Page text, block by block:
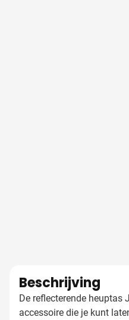
Beschrijving
De reflecterende heuptas
accessoire die je kunt